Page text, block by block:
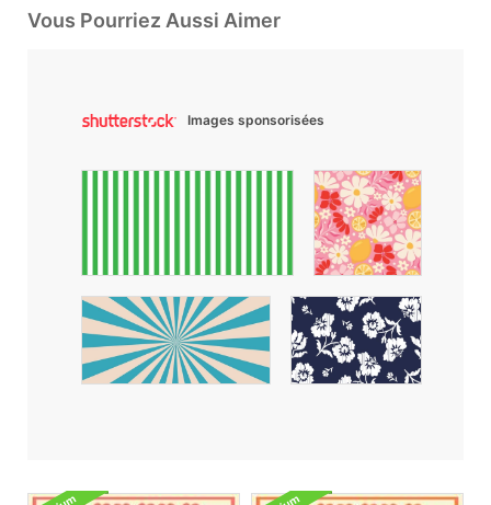
Vous Pourriez Aussi Aimer
Images sponsorisées